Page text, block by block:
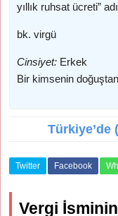
yıllık ruhsat ücreti”
bk. virgü
Cinsiyet: Erkek
Bir kimsenin
Türkiye’de
Twitter Facebook
Vergi